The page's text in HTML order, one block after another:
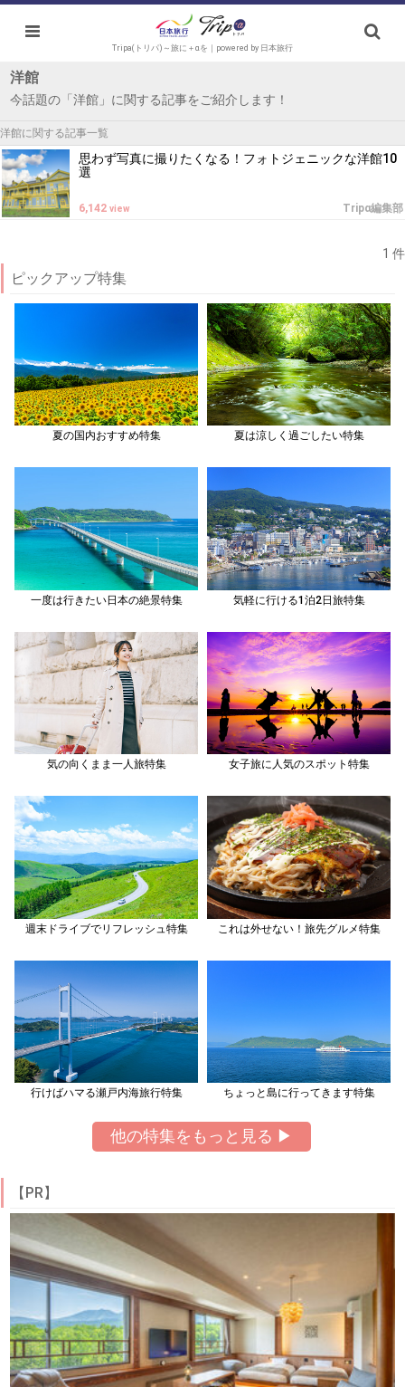
Tripa(トリパ)～旅に＋αを｜powered by 日本旅行
洋館
今話題の「洋館」に関する記事をご紹介します！
洋館に関する記事一覧
思わず写真に撮りたくなる！フォトジェニックな洋館10
選
Tripα編集部
6,142 view
1 件
ピックアップ特集
夏の国内おすすめ特集 夏は涼しく過ごしたい特集
一度は行きたい日本の絶景特集 気軽に行ける1泊2日旅特集
気の向くまま一人旅特集 女子旅に人気のスポット特集
週末ドライブでリフレッシュ特集 これは外せない！旅先グルメ特集
行けばハマる瀬戸内海旅行特集 ちょっと島に行ってきます特集
他の特集をもっと見る ▶
【PR】